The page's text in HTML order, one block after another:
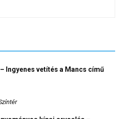
Ingyenes vetítés a Mancs című